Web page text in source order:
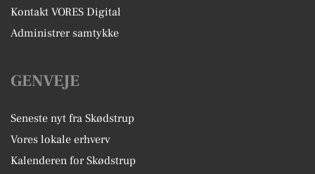
Kontakt VORES Digital
Administrer samtykke
GENVEJE
Seneste nyt fra Skødstrup
Vores lokale erhverv
Kalenderen for Skødstrup